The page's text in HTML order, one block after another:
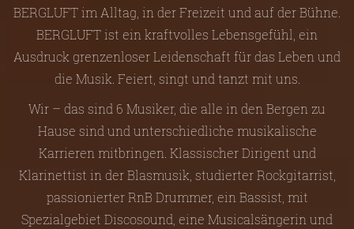
BERGLUFT im Alltag, in der Freizeit und auf der Bühne.
BERGLUFT ist ein kraftvolles Lebensgefühl, ein
Ausdruck grenzenloser Leidenschaft für das Leben und
die Musik. Feiert, singt und tanzt mit uns.
Wir – das sind 6 Musiker, die alle in den Bergen zu
Hause sind und unterschiedliche musikalische
Karrieren mitbringen. Klassischer Dirigent und
Klarinettist in der Blasmusik, studierter Rockgitarrist,
passionierter RnB Drummer, ein Bassist, mit
Spezialgebiet Discosound, eine Musicalsängerin und